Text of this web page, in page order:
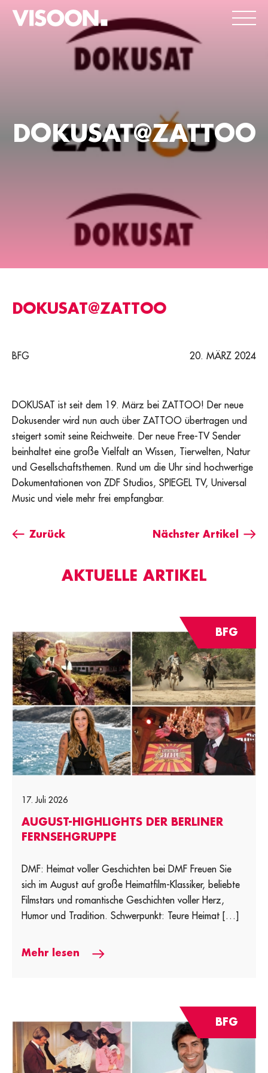
DOKUSAT@ZATTOO
DOKUSAT@ZATTOO
BFG 20. MÄRZ 2024
DOKUSAT ist seit dem 19. März bei ZATTOO! Der neue
Dokusender wird nun auch über ZATTOO übertragen und
steigert somit seine Reichweite. Der neue Free-TV Sender
beinhaltet eine große Vielfalt an Wissen, Tierwelten, Natur
und Gesellschaftsthemen. Rund um die Uhr sind hochwertige
Dokumentationen von ZDF Studios, SPIEGEL TV, Universal
Music und viele mehr frei empfangbar.
Zurück Nächster Artikel
AKTUELLE ARTIKEL
BFG
17. Juli 2026
AUGUST-HIGHLIGHTS DER BERLINER
FERNSEHGRUPPE
DMF: Heimat voller Geschichten bei DMF Freuen Sie
sich im August auf große Heimatfilm-Klassiker, beliebte
Filmstars und romantische Geschichten voller Herz,
Humor und Tradition. Schwerpunkt: Teure Heimat […]
Mehr lesen
BFG